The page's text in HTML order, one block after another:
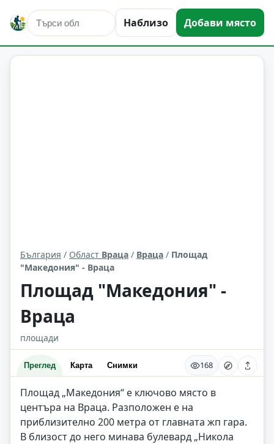
Наблизо Добави място
култура и изкуство Враца Област: Враца
България / Област Враца / Враца / Площад
"Македония" - Враца
Площад "Македония" -
Враца
площади
Преглед Карта Снимки 168
Площад „Македония“ е ключово място в
центъра на Враца. Разположен е на
приблизително 200 метра от главната жп гара.
В близост до него минава булевард „Никола